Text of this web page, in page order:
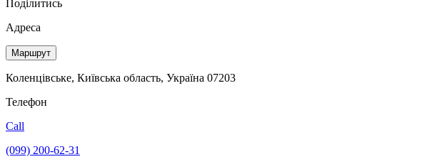
Поділитись
Адреса
Маршрут
Коленцівське, Київська область, Україна 07203
Телефон
Call
(099) 200-62-31